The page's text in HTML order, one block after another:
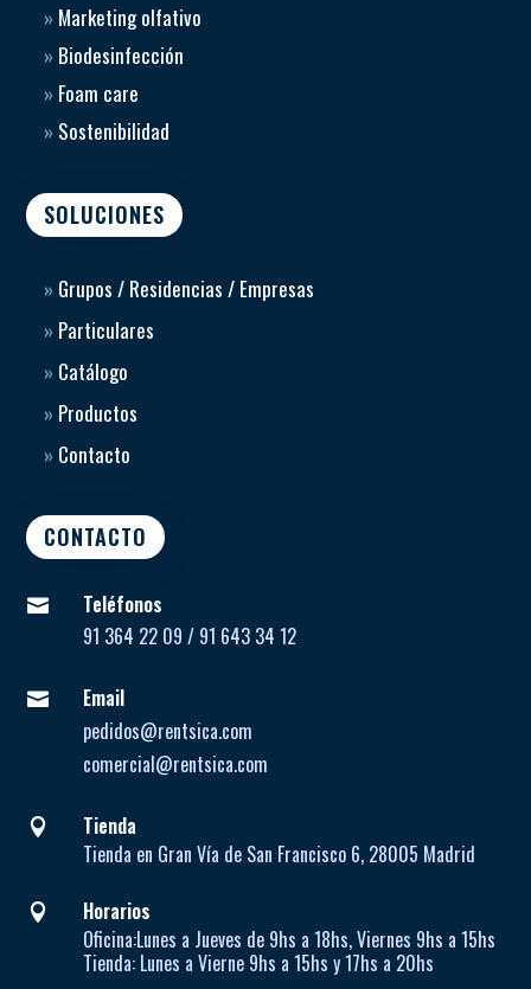
» Marketing olfativo
» Biodesinfección
» Foam care
» Sostenibilidad
SOLUCIONES
» Grupos / Residencias / Empresas
» Particulares
» Catálogo
» Productos
» Contacto
CONTACTO

Teléfonos
91 364 22 09 / 91 643 34 12

Email
pedidos@rentsica.com
comercial@rentsica.com

Tienda
Tienda en Gran Vía de San Francisco 6, 28005 Madrid

Horarios
Oficina:Lunes a Jueves de9hs a 18hs, Viernes 9hs a 15hs
Tienda: Lunes a Vierne9hs a 15hs y 17hs a 20hs